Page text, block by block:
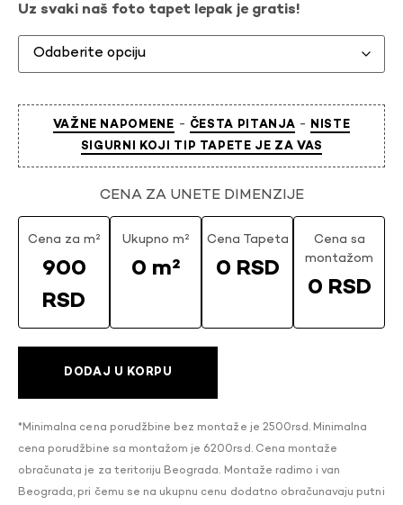
Uz svaki naš foto tapet lepak je gratis!
VAŽNE NAPOMENE - ČESTA PITANJA -
NISTE
SIGURNI KOJI TIP TAPETE JE ZA VAS
CENA ZA UNETE DIMENZIJE
Cena za m²
900
RSD
Ukupno m²
0 m²
Cena Tapeta
0 RSD
Cena sa
montažom
0 RSD
DODAJ U KORPU
*Minimalna cena porudžbine bez montaže je 2500rsd. Minimalna
cena porudžbine sa montažom je 6200rsd. Cena montaže
obračunata je za teritoriju Beograda. Montaže radimo i van
Beograda, pri čemu se na ukupnu cenu dodatno obračunavaju putni